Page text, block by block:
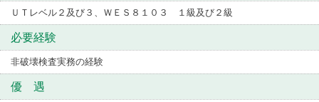
ＵＴレベル２及び３、ＷＥＳ８１０３ １級及び２級
必要経験
非破壊検査実務の経験
優 遇